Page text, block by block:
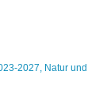
2027, Natur und